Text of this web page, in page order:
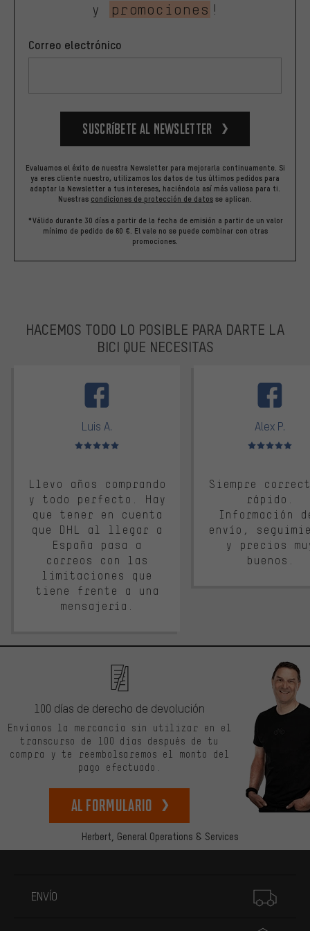
y
promociones !
Correo electrónico
Suscríbete al newsletter
Evaluamos el éxito de nuestra Newsletter para mejorarla continuamente. Si
ya eres cliente nuestro, utilizamos los datos de tus últimos pedidos para
adaptar la Newsletter a tus intereses, haciéndola así más valiosa para ti.
Nuestras condiciones de protección de datos se aplican.
*Válido durante 30 días a partir de la fecha de emisión a partir de un valor
mínimo de pedido de 60 €. El vale no se puede combinar con otras
promociones.
HACEMOS TODO LO POSIBLE PARA DARTE LA
BICI QUE NECESITAS
Luis A.
Valoración media: 5 de 5
Llevo años comprando
y todo perfecto. Hay
que tener en cuenta
que DHL al llegar a
España pasa a
correos con las
limitaciones que
tiene frente a una
mensajería.
Alex P.
Valoración
Siempre
rápido.
Información
envío,
y precios
buenos.
Herbert, General Operations & Services
100 días de derecho de devolución
Envíanos la mercancía sin utilizar en el
transcurso de 100 días después de tu
compra y te reembolsaremos el monto del
pago efectuado.
Al formulario
ENVÍO